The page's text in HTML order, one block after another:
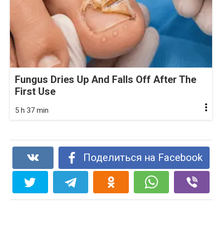
Fungus Dries Up And Falls Off After The
First Use
5 h 37 min
Поделиться на Facebook